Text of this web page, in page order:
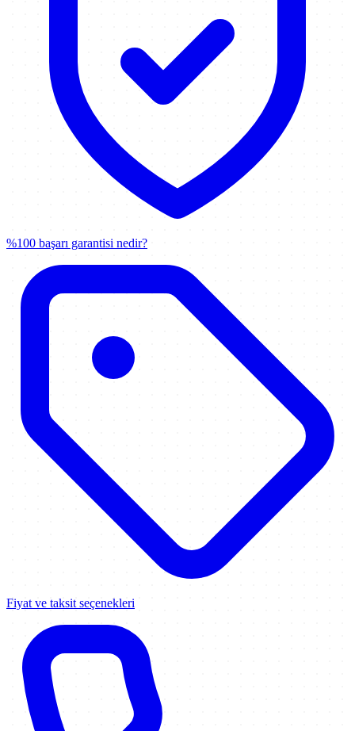
%100 başarı garantisi nedir?
Fiyat ve taksit seçenekleri